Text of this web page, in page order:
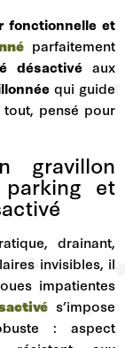
fonctionnelle et
parfaitement
désactivé aux
qui guide
tout, pensé pour
gravillon
et
drainant,
invisibles, il
impatientes
s’impose
: aspect